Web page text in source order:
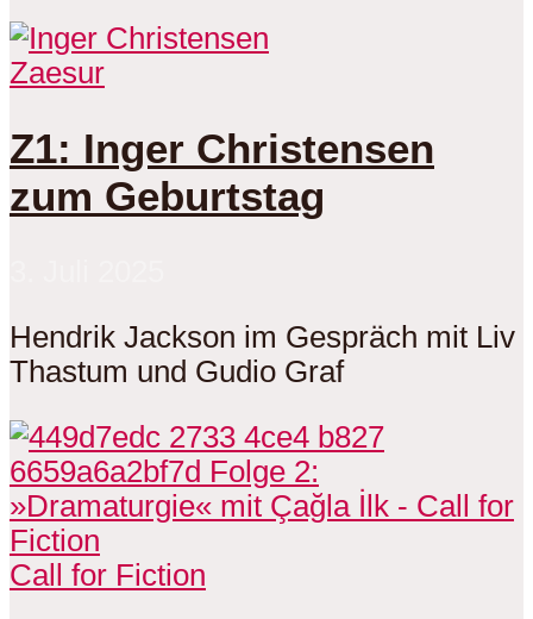
Zaesur
Z1: Inger Christensen
zum Geburtstag
Hendrik Jackson im Gespräch mit Liv
Thastum und Gudio Graf
Call for Fiction